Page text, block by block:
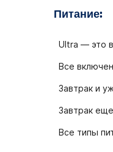
Питание:
Ultra — это
Все
Завтрак и
Завтрак
Все типы